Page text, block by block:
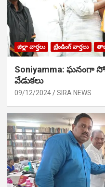
జిల్లా వార్తలు ట్రేండింగ్ వార్తలు
Soniyamma: ఘ‌నంగా
వేడుక‌లు
09/12/2024 SIRA NEWS